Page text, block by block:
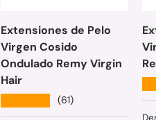
Extensiones de Pelo
Virgen Cosido
Ondulado Remy Virgin
Hair
(61)